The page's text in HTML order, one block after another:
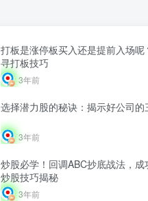
打板是涨停板买入还是提前入场呢
寻打板技巧
3年前
选择潜力股的秘诀：揭示好公司的
3年前
炒股必学！回调ABC抄底战法，成
炒股技巧揭秘
3年前